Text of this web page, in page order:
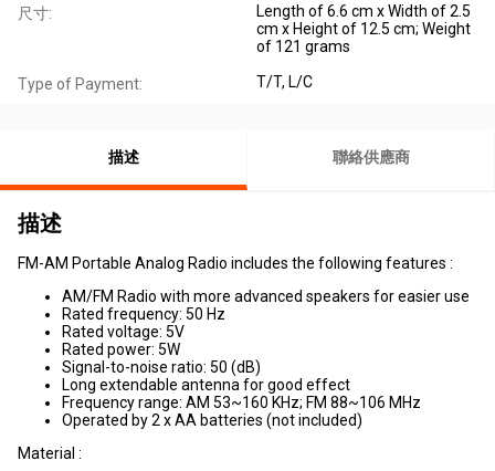
尺寸:
Length of 6.6 cm x Width of 2.5
cm x Height of 12.5 cm; Weight
of 121 grams
Type of Payment: T/T, L/C
描述 聯絡供應商
描述
FM-AM Portable Analog Radio includes the following features :
AM/FM Radio with more advanced speakers for easier use
Rated frequency: 50 Hz
Rated voltage: 5V
Rated power: 5W
Signal-to-noise ratio: 50 (dB)
Long extendable antenna for good effect
Frequency range: AM 53~160 KHz; FM 88~106 MHz
Operated by 2 x AA batteries (not included)
Material :